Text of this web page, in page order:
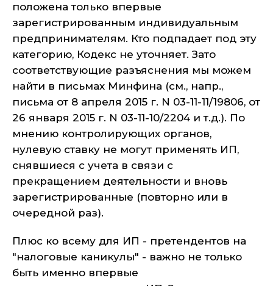
положена только впервые
зарегистрированным индивидуальным
предпринимателям. Кто подпадает под эту
категорию, Кодекс не уточняет. Зато
соответствующие разъяснения мы можем
найти в письмах Минфина (см., напр.,
письма от 8 апреля 2015 г. N 03-11-11/19806, от
26 января 2015 г. N 03-11-10/2204 и т.д.). По
мнению контролирующих органов,
нулевую ставку не могут применять ИП,
снявшиеся с учета в связи с
прекращением деятельности и вновь
зарегистрированные (повторно или в
очередной раз).
Плюс ко всему для ИП - претендентов на
"налоговые каникулы" - важно не только
быть именно впервые